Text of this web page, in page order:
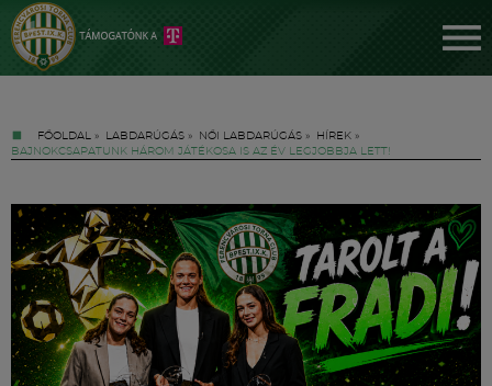
FŐOLDAL » LABDARÚGÁS » NŐI LABDARÚGÁS » HÍREK »
BAJNOKCSAPATUNK HÁROM JÁTÉKOSA IS AZ ÉV LEGJOBBJA LETT!
Jegyek
FM YouTube +